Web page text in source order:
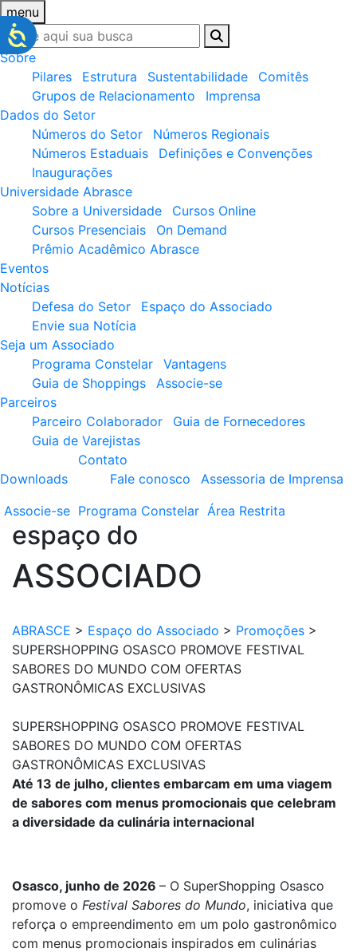
menu
Sobre
Pilares
Estrutura Sustentabilidade
Comitês
Grupos de Relacionamento
Imprensa
Dados do Setor
Números do Setor
Números Regionais
Números Estaduais
Definições e Convenções
Inaugurações
Universidade Abrasce
Sobre a Universidade
Cursos Online
Cursos Presenciais
On Demand
Prêmio Acadêmico Abrasce
Eventos
Notícias
Defesa do Setor
Espaço do Associado
Envie sua Notícia
Seja um Associado
Programa Constelar
Vantagens
Guia de Shoppings
Associe-se
Parceiros
Parceiro Colaborador
Guia de Fornecedores
Guia de Varejistas
Downloads
Contato
Fale conosco
Assessoria de Imprensa
Associe-se Programa Constelar Área Restrita
espaço do
ASSOCIADO
ABRASCE > Espaço do Associado > Promoções >
SUPERSHOPPING OSASCO PROMOVE FESTIVAL
SABORES DO MUNDO COM OFERTAS
GASTRONÔMICAS EXCLUSIVAS
SUPERSHOPPING OSASCO PROMOVE FESTIVAL
SABORES DO MUNDO COM OFERTAS
GASTRONÔMICAS EXCLUSIVAS
Até 13 de julho, clientes embarcam em uma viagem
de sabores com menus promocionais que celebram
a diversidade da culinária internacional
Osasco, junho de 2026 – O SuperShopping Osasco
promove o Festival Sabores do Mundo, iniciativa que
reforça o empreendimento em um polo gastronômico
com menus promocionais inspirados em culinárias